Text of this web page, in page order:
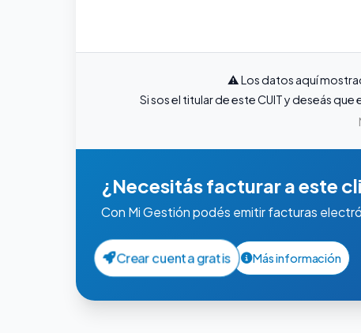
⚠️ Los datos aquí
Si sos el titular de este CUIT y deseás
¿Necesitás facturar a este
Con Mi Gestión podés emitir facturas
Crear cuenta gratis Más información